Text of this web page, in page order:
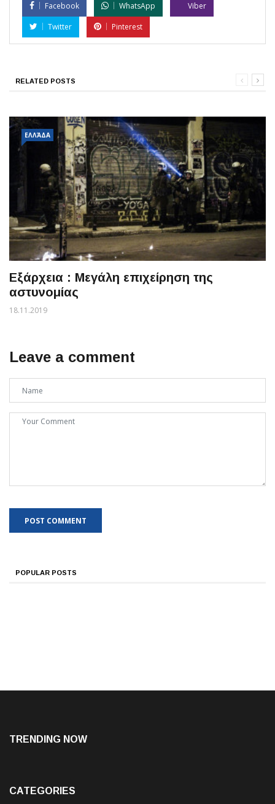
Facebook WhatsApp
Viber
Twitter
Pinterest
RELATED POSTS
ΕΛΛΆΔΑ
Εξάρχεια : Μεγάλη επιχείρηση της
αστυνομίας
18.11.2019
Leave a comment
POPULAR POSTS
TRENDING NOW
CATEGORIES